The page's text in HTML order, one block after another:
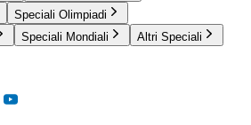
Speciali Olimpiadi
Speciali Mondiali Altri Speciali